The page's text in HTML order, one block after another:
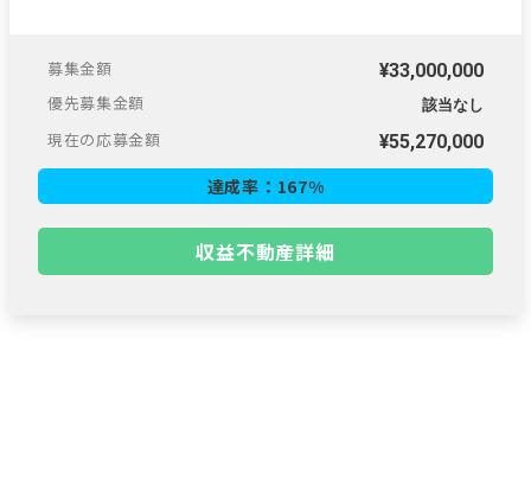
募集金額
¥33,000,000
優先募集金額
該当なし
現在の応募金額 ¥55,270,000
達成率： 167%
収益不動産詳細